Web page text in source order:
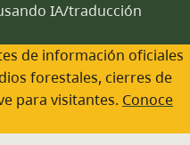
IA/traducción
de información oficiales
forestales, cierres de
para visitantes. Conoce